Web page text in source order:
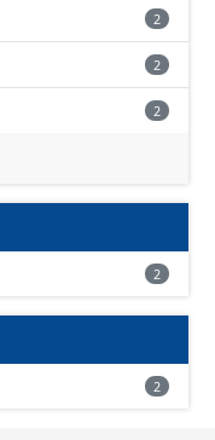
2
2
2
2
2